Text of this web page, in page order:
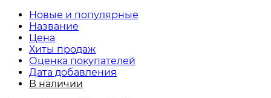
Новые и популярные
Название
Цена
Хиты продаж
Оценка покупателей
Дата добавления
В наличии